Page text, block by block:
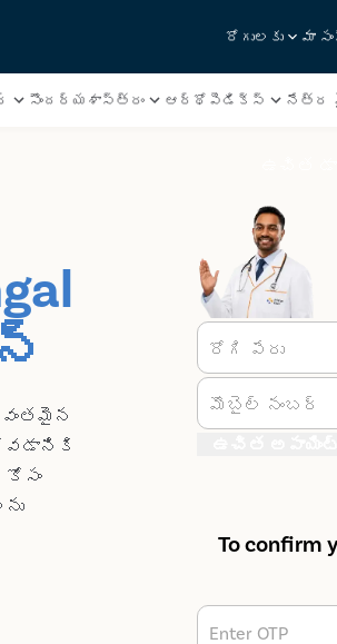
రోగులకు మా
సౌందర్యశాస్త్రం ఆర్థోపెడిక్స్ నేత్ర
రోగి పేరు
మొబైల్ నంబర్
To confirm
Enter OTP